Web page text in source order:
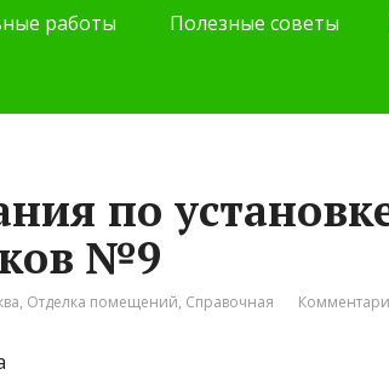
работы Полезные советы
по
№9
, Отделка помещений, Справочная